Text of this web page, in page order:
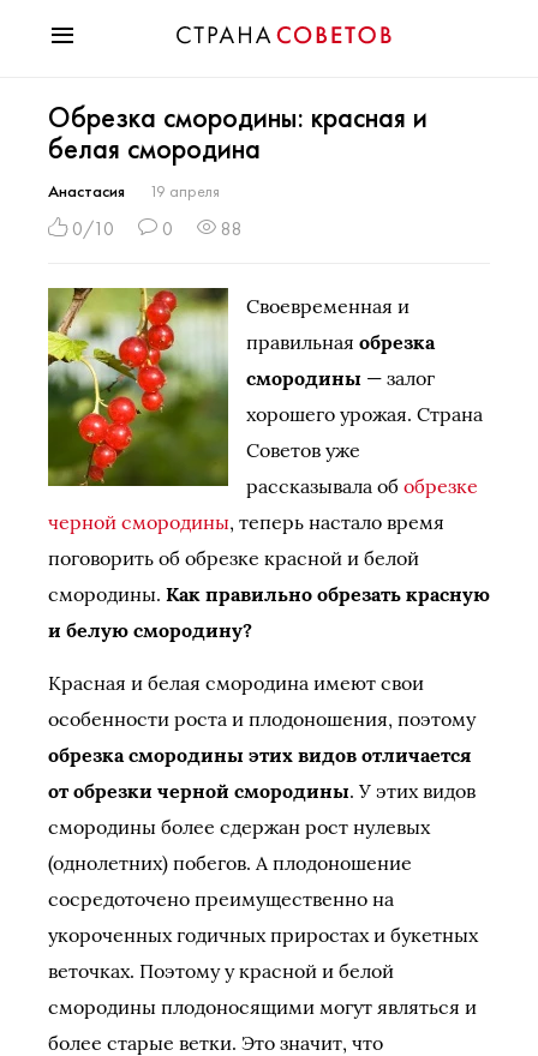
Мода
Звезды
Гороскопы
Здоровье
Хобби
Разное
Праздники
Обрезка смородины: красная и
белая смородина
Анастасия 19 апреля
0/10 0 88
Своевременная и
правильная обрезка
смородины — залог
хорошего урожая. Страна
Советов уже
рассказывала об обрезке
черной смородины, теперь настало время
поговорить об обрезке красной и белой
смородины. Как правильно обрезать красную
и белую смородину?
Красная и белая смородина имеют свои
особенности роста и плодоношения, поэтому
обрезка смородины этих видов отличается
от обрезки черной смородины. У этих видов
смородины более сдержан рост нулевых
(однолетних) побегов. А плодоношение
сосредоточено преимущественно на
укороченных годичных приростах и букетных
веточках. Поэтому у красной и белой
смородины плодоносящими могут являться и
более старые ветки. Это значит, что